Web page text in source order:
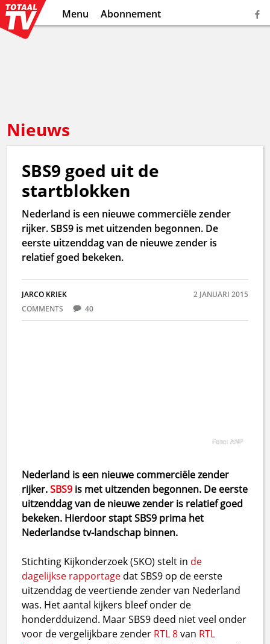
Menu Abonnement
Nieuws
SBS9 goed uit de
startblokken
Nederland is een nieuwe commerciële zender
rijker. SBS9 is met uitzenden begonnen. De
eerste uitzenddag van de nieuwe zender is
relatief goed bekeken.
JARCO KRIEK
2 JANUARI 2015
COMMENTS
40
Foto: ANP
Nederland is een nieuwe commerciële zender
rijker.SBS9 is met uitzenden begonnen. De eerste
uitzenddag van de nieuwe zender is relatief goed
bekeken. Hierdoor stapt SBS9 prima het
Nederlandse tv-landschap binnen.
Stichting Kijkonderzoek (SKO) stelt in de
dagelijkse rapportage dat SBS9 op de eerste
uitzenddag de veertiende zender van Nederland
was. Het aantal kijkers bleef onder de
honderdduizend. Maar SBS9 deed niet veel onder
voor de vergelijkbare zender RTL 8van RTL